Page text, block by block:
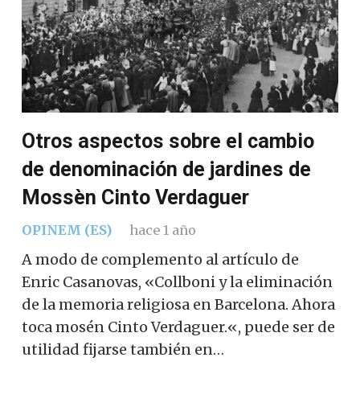
Otros aspectos sobre el cambio
de denominación de jardines de
Mossèn Cinto Verdaguer
OPINEM (ES) hace 1 año
A modo de complemento al artículo de
Enric Casanovas, «Collboni y la eliminación
de la memoria religiosa en Barcelona. Ahora
toca mosén Cinto Verdaguer.«, puede ser de
utilidad fijarse también en…